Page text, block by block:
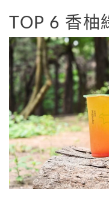
TOP 6 香柚